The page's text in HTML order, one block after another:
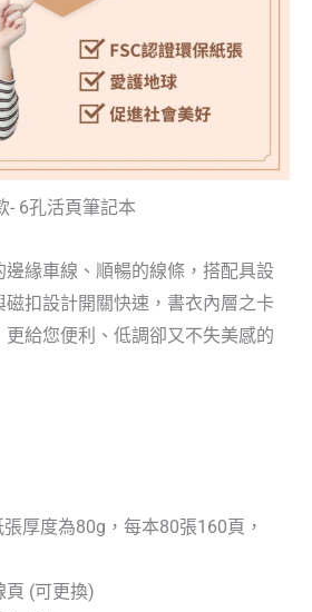
- 6孔活頁筆記本
緣車線、順暢的線條，搭配具設
扣設計開關快速，書衣內層之卡
更給您便利、低調卻又不失美感的
厚度為80g，每本80張160頁，
頁 (可更換)